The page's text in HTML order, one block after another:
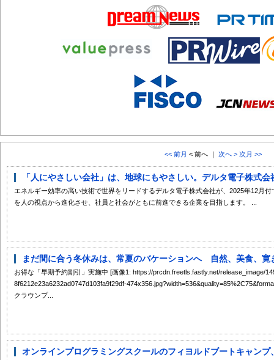
<< 前月 < 前へ ｜ 次へ > 次月 >>
「人にやさしい会社」は、地球にもやさしい。デルタ電子株式
エネルギー効率の高い技術で世界をリードするデルタ電子株式会社が、2025年12月
を人の視点から進化させ、社員と社会がともに前進できる企業を目指します。 ...
まだ間に合う冬休みは、常夏のバケーションへ 自然、美食、寛
お得な「早期予約割引」実施中 [画像1: https://prcdn.freetls.fastly.net/release_image/
8f6212e23a6232ad0747d103fa9f29df-
クラウンプ...
オンラインプログラミングスクールのフィヨルドブートキャンプ